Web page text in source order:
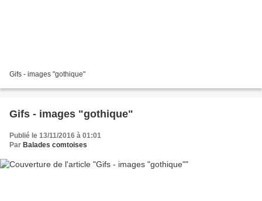
Gifs - images "gothique"
Gifs - images "gothique"
Publié le 13/11/2016 à 01:01
Par Balades comtoises